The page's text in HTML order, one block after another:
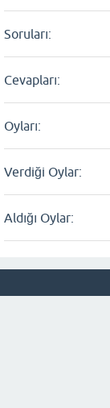
Soruları:
Cevapları:
Oyları:
Verdiği Oylar:
Aldığı Oylar: